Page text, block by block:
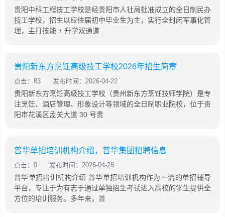
贵阳中科工程技工学校是经贵阳市人社局批准成立的全日制民办
技工学校，招生以应往届初中毕业生为主，实行全封闭军事化管
理，主打技能 + 升学双通道
贵阳新东方烹饪高级技工学校2026年招生简章
点击：83 发布时间：2026-04-22
贵阳新东方烹饪高级技工学校（贵州新东方烹饪技师学院）是专
注烹饪、酒店管理、形象设计等领域的全日制职业院校，位于贵
阳市花溪区孟关大道 30 号贵
普华单招培训机构介绍，普华集团招聘信息
点击：0 发布时间：2026-04-28
普华单招培训机构介绍 普华单招培训机构作为一流的单招辅导
平台，专注于为有志于通过单独招生考试进入高校的学生提供全
方位的培训服务。多年来，普